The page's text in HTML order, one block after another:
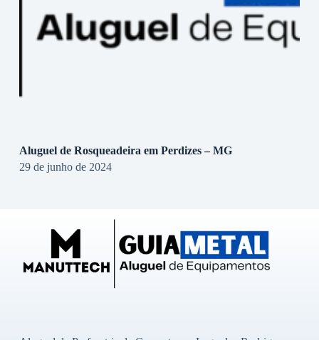
Aluguel de Rosqueadeira em Perdizes – MG
29 de junho de 2024